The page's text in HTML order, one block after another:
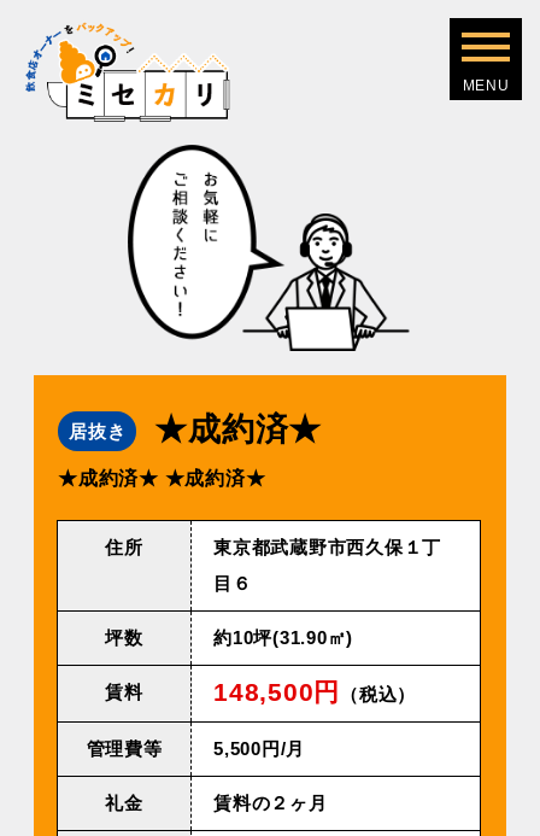
居抜き ★成約済★
★成約済★ ★成約済★
住所
東京都武蔵野市西久保１丁
目６
坪数 約10坪(31.90㎡)
賃料 148,500円 （税込）
管理費等 5,500円/⽉
礼金 賃料の２ヶ月